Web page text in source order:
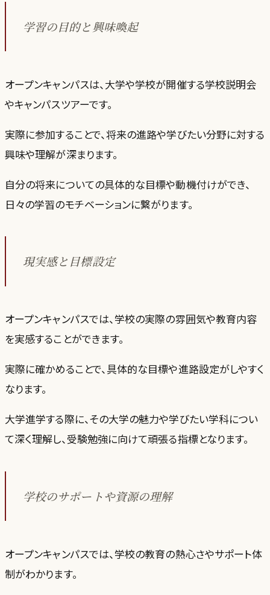
学習の目的と興味喚起
オープンキャンパスは、大学や学校が開催する学校説明会
やキャンパスツアーです。
実際に参加することで、将来の進路や学びたい分野に対する
興味や理解が深まります。
自分の将来についての具体的な目標や動機付けができ、
日々の学習のモチベーションに繋がります。
現実感と目標設定
オープンキャンパスでは、学校の実際の雰囲気や教育内容
を実感することができます。
実際に確かめることで、具体的な目標や進路設定がしやすく
なります。
大学進学する際に、その大学の魅力や学びたい学科につい
て深く理解し、受験勉強に向けて頑張る指標となります。
学校のサポートや資源の理解
オープンキャンパスでは、学校の教育の熱心さやサポート体
制がわかります。